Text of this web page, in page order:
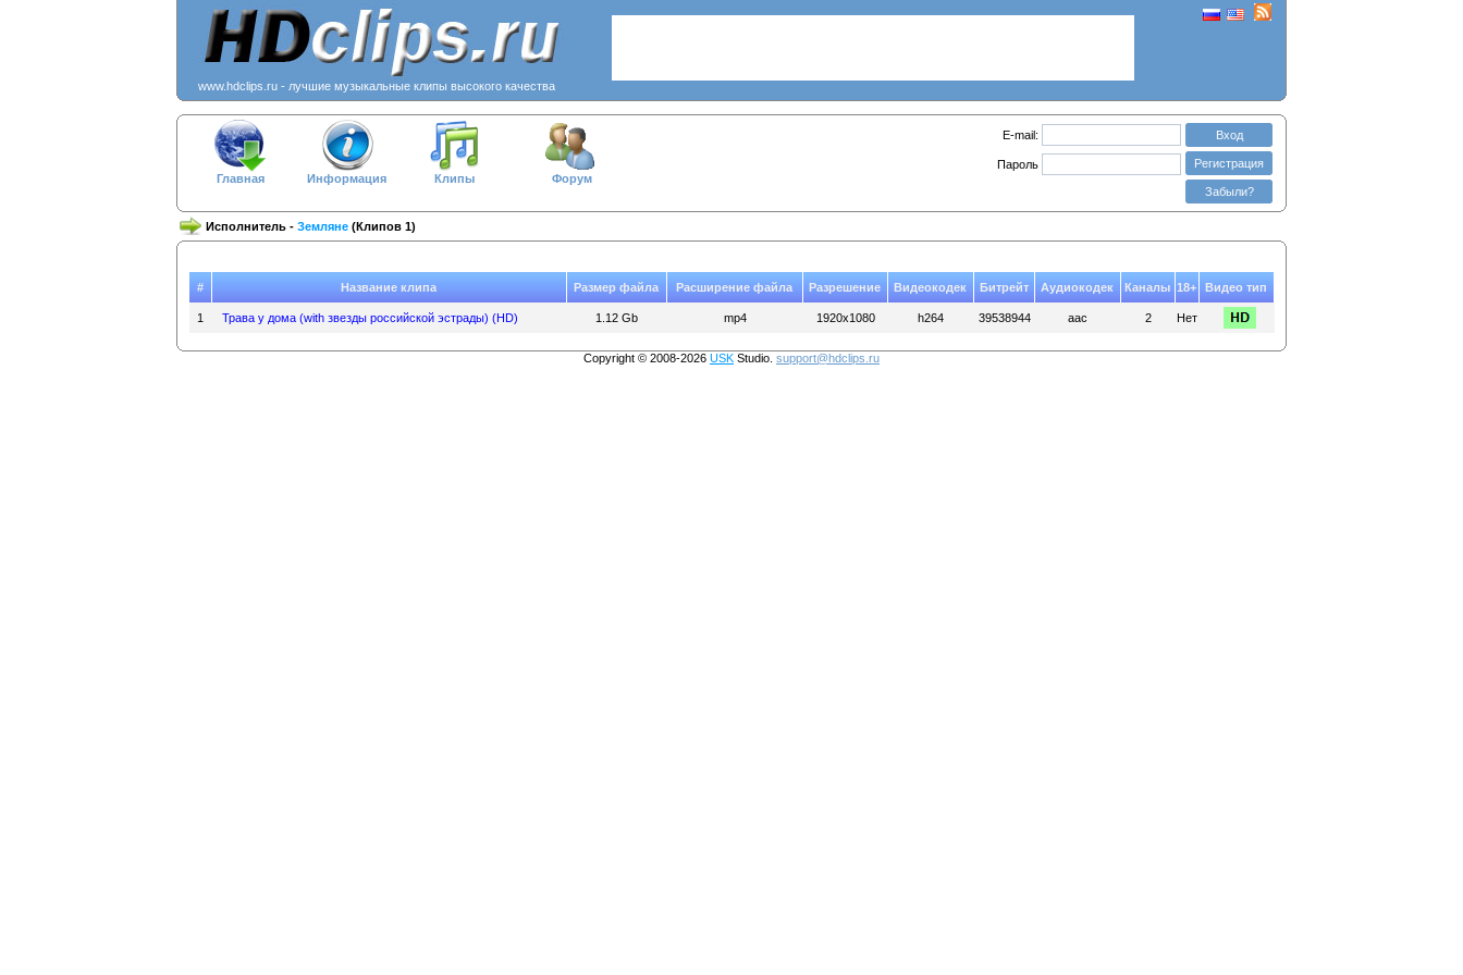
www.hdclips.ru - лучшие музыкальные клипы высокого качества
Главная Информация Клипы Форум
E-mail: Вход
Пароль Регистрация
Забыли?
Исполнитель - Земляне (Клипов 1)
# Название клипа Размер файла Расширение файла Разрешение Видеокодек Битрейт Аудиокодек Каналы 18+ Видео тип
1 Трава у дома (with звезды российской эстрады) (HD) 1.12 Gb mp4 1920x1080 h264 39538944 aac 2 Нет
Copyright © 2008-2026 USK Studio. support@hdclips.ru